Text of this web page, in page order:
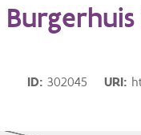
ID
302045 URI